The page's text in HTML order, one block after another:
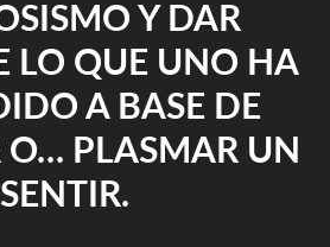
Y DAR
LO QUE UNO HA
A BASE DE
O… PLASMAR UN
SENTIR.